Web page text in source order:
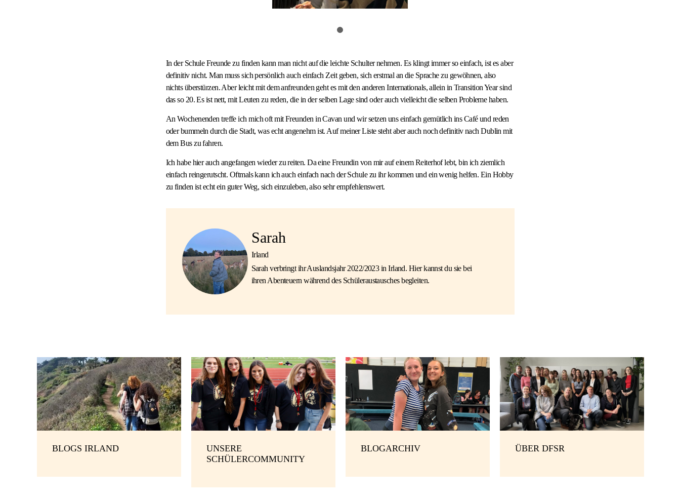
In der Schule Freunde zu finden kann man nicht auf die leichte Schulter nehmen. Es klingt immer so einfach, ist es aber
definitiv nicht. Man muss sich persönlich auch einfach Zeit geben, sich erstmal an die Sprache zu gewöhnen, also
nichts überstürzen. Aber leicht mit dem anfreunden geht es mit den anderen Internationals, allein in Transition Year sind
das so 20. Es ist nett, mit Leuten zu reden, die in der selben Lage sind oder auch vielleicht die selben Probleme haben.
An Wochenenden treffe ich mich oft mit Freunden in Cavan und wir setzen uns einfach gemütlich ins Café und reden
oder bummeln durch die Stadt, was echt angenehm ist. Auf meiner Liste steht aber auch noch definitiv nach Dublin mit
dem Bus zu fahren.
Ich habe hier auch angefangen wieder zu reiten. Da eine Freundin von mir auf einem Reiterhof lebt, bin ich ziemlich
einfach reingerutscht. Oftmals kann ich auch einfach nach der Schule zu ihr kommen und ein wenig helfen. Ein Hobby
zu finden ist echt ein guter Weg, sich einzuleben, also sehr empfehlenswert.
Sarah
Irland
Sarah verbringt ihr Auslandsjahr 2022/2023 in Irland. Hier kannst du sie bei
ihren Abenteuern während des Schüleraustausches begleiten.
BLOGS IRLAND
UNSERE
SCHÜLERCOMMUNITY
BLOGARCHIV ÜBER DFSR